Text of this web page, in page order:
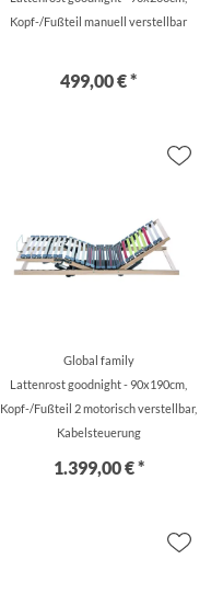
Kopf-/Fußteil manuell verstellbar
499,00 € *
Global family
Lattenrost goodnight - 90x190cm,
Kopf-/Fußteil 2 motorisch verstellbar,
Kabelsteuerung
1.399,00 € *